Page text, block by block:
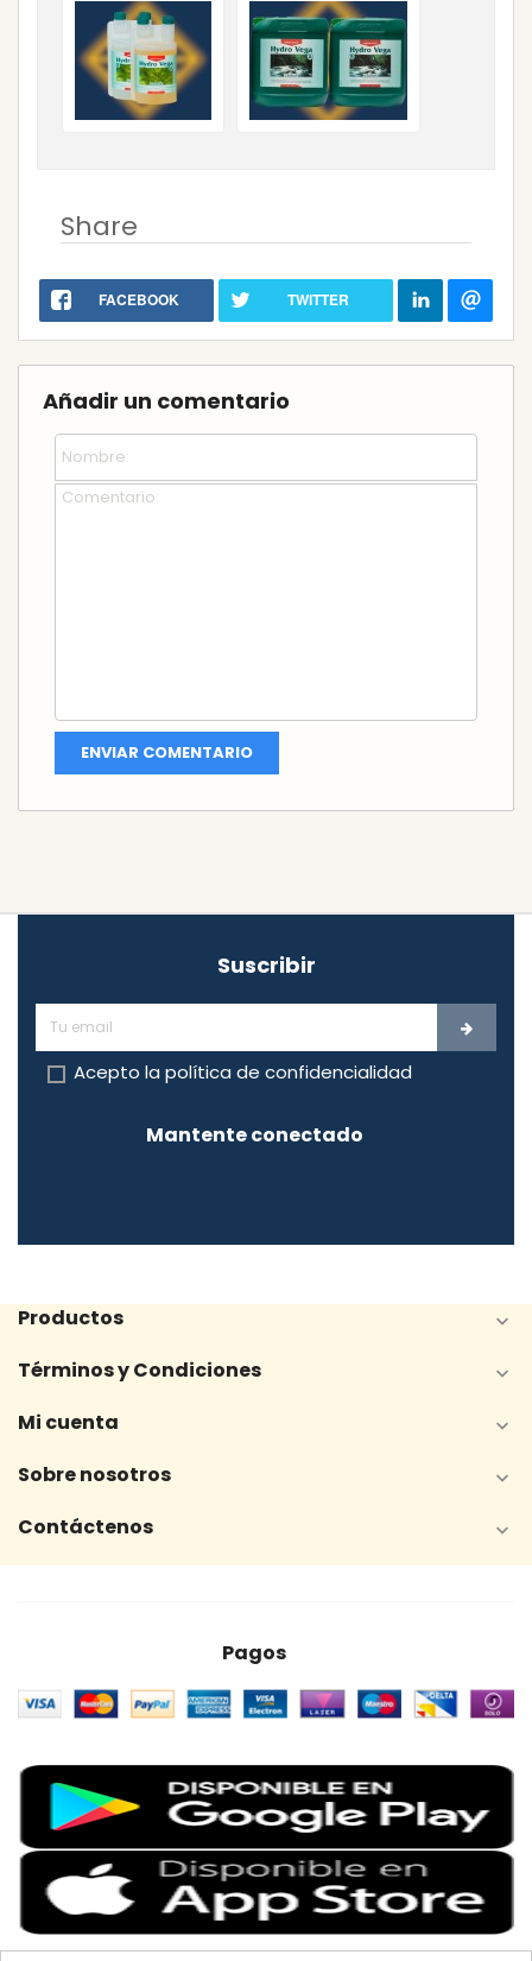
Share
FACEBOOK TWITTER
Añadir un comentario
Suscribir
Acepto la política de confidencialidad
Mantente conectado
Productos 
Términos y Condiciones 
Mi cuenta 
Sobre nosotros 
Contáctenos 
Pagos